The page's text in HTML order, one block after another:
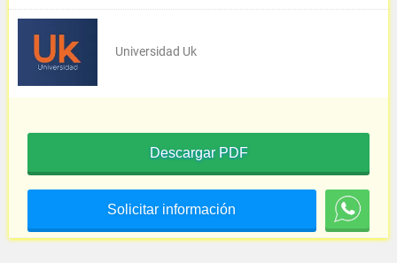
Universidad Uk
Descargar PDF
Solicitar información